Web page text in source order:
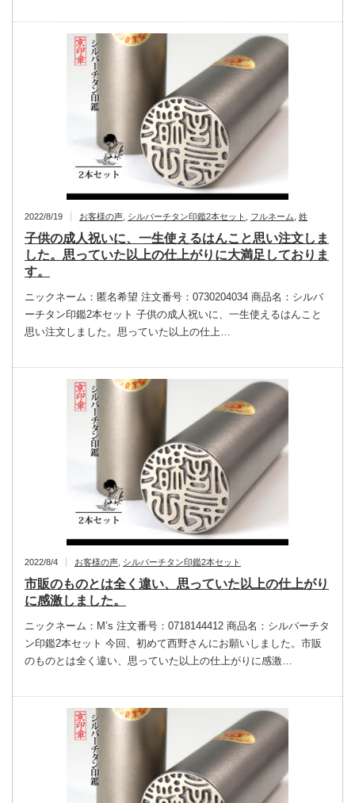
2022/8/19 お客様の声 シルバーチタン印鑑2本セット フルネーム 姓
子供の成人祝いに、一生使えるはんこと思い注文しま
した。思っていた以上の仕上がりに大満足しておりま
す。
ニックネーム：匿名希望 注文番号：0730204034 商品名：シルバ
ーチタン印鑑2本セット 子供の成人祝いに、一生使えるはんこと
思い注文しました。思っていた以上の仕上…
2022/8/4 お客様の声 シルバーチタン印鑑2本セット
市販のものとは全く違い、思っていた以上の仕上がり
に感激しました。
ニックネーム：M’s 注文番号：0718144412 商品名：シルバーチタ
ン印鑑2本セット 今回、初めて西野さんにお願いしました。市販
のものとは全く違い、思っていた以上の仕上がりに感激…